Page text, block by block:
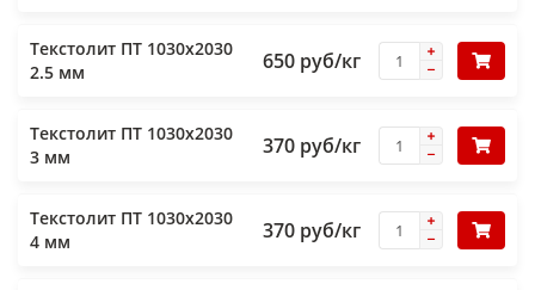
Текстолит ПТ 1030х2030
2.5 мм
650 руб/кг
Текстолит ПТ 1030х2030
3 мм
370 руб/кг
Текстолит ПТ 1030х2030
4 мм
370 руб/кг